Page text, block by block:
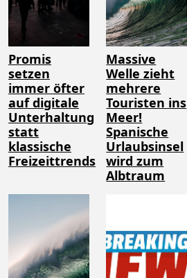
Promis
setzen
immer öfter
auf digitale
Unterhaltung
statt
klassische
Freizeittrends
Massive
Welle zieht
mehrere
Touristen ins
Meer!
Spanische
Urlaubsinsel
wird zum
Albtraum